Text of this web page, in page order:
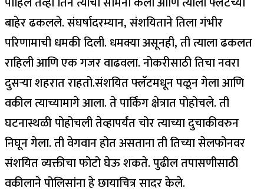
बाहेर ढकलले. संघर्षादरम्यान, संशयिताने तिला गंभीर
परिणामाची धमकी दिली.धमक्या असूनही, ती त्याला ढकलत
राहिली आणि एक गजर वाढवला. नोकरीसाठी तिचा नवरा
दुसर्‍या शहरात राहतो.संशयित फ्लॅटमधून पळून गेला आणि
वकील त्याच्यामागे आला. ते पार्किंग क्षेत्रात पोहोचले. ती
घटनास्थळी पोहोचली तेव्हापर्यंत चोर त्याच्या दुचाकीवरुन
निघून गेला. ती वेगवान होत असताना ती तिच्या सेलफोनवर
संशयित व्यक्तीचा फोटो घेऊ शकते. पुढील तपासणीसाठी
वकीलाने पोलिसांना हे छायाचित्र सादर केले.